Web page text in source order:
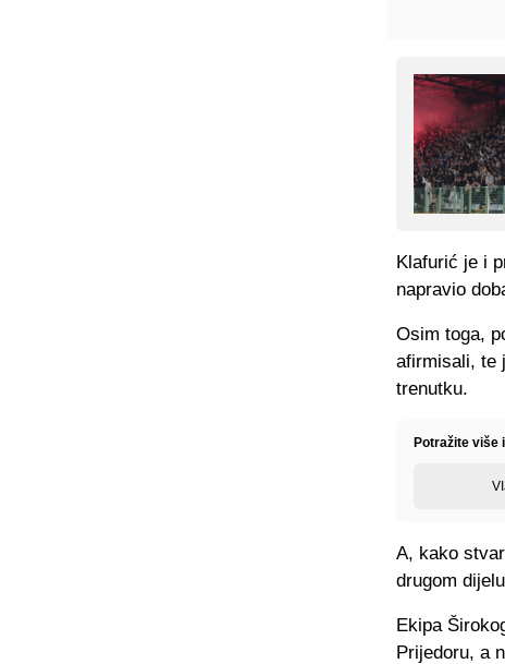
Klafurić je i
napravio
Osim toga,
afirmisali, te
trenutku.
Potražite više
A, kako
drugom
Ekipa
Prijedoru, a